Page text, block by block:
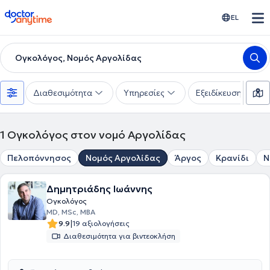
doctoranytime EL
Ογκολόγος, Νομός Αργολίδας
Διαθεσιμότητα Υπηρεσίες Εξειδίκευση
1 Ογκολόγος στον νομό Αργολίδας
Πελοπόννησος Νομός Αργολίδας Άργος Κρανίδι
Δημητριάδης Ιωάννης
Ογκολόγος
MD, MSc, MBA
9.9|19 αξιολογήσεις
Διαθεσιμότητα για βιντεοκλήση